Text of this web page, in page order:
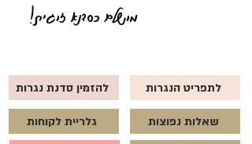
מושלם כסדנא זוגית!
להזמין סדנת נגרות
גלריית לקוחות
לתפריט הנגרות
שאלות נפוצות